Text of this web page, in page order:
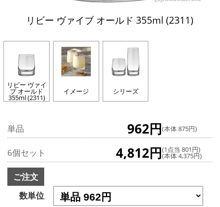
リビー ヴァイブ オールド 355ml (2311)
リビー ヴァイ
ブ オールド
355ml (2311)
イメージ シリーズ
単品 962円(本体 875円)
6個セット 4,812円(1点当 801円)
(本体 4,375円)
ご注文
数単位